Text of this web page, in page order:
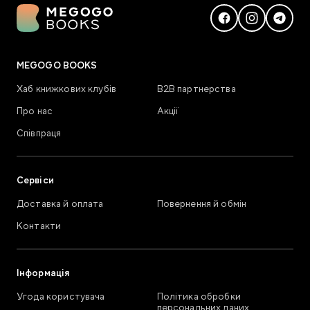
MEGOGO BOOKS
Хаб книжкових клубів
В2В партнерства
Про нас
Акції
Співпраця
Сервіси
Доставка й оплата
Повернення й обмін
Контакти
Інформація
Угода користувача
Політика обробки